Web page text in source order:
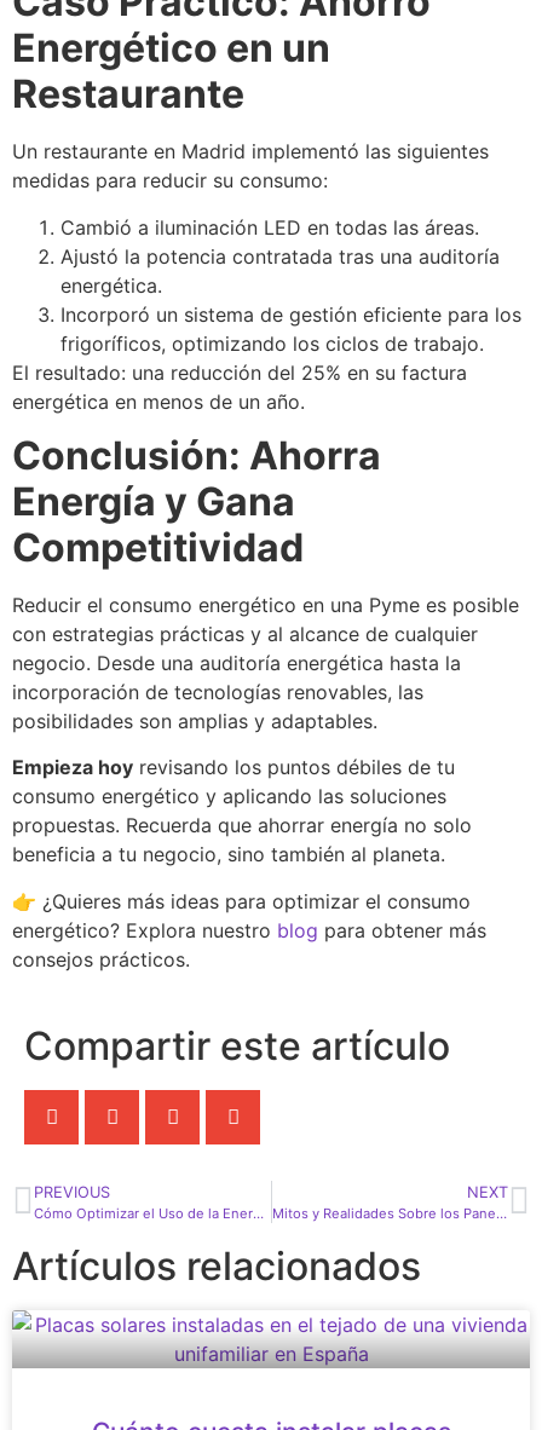
Energético en un
Restaurante
Un restaurante en Madrid implementó las siguientes
medidas para reducir su consumo:
Cambió a iluminación LED en todas las áreas.
Ajustó la potencia contratada tras una auditoría
energética.
Incorporó un sistema de gestión eficiente para los
frigoríficos, optimizando los ciclos de trabajo.
El resultado: una reducción del 25% en su factura
energética en menos de un año.
Conclusión: Ahorra
Energía y Gana
Competitividad
Reducir el consumo energético en una Pyme es posible
con estrategias prácticas y al alcance de cualquier
negocio. Desde una auditoría energética hasta la
incorporación de tecnologías renovables, las
posibilidades son amplias y adaptables.
Empieza hoy revisando los puntos débiles de tu
consumo energético y aplicando las soluciones
propuestas. Recuerda que ahorrar energía no solo
beneficia a tu negocio, sino también al planeta.
👉 ¿Quieres más ideas para optimizar el consumo
energético? Explora nuestro blog para obtener más
consejos prácticos.
Compartir este artículo
PREVIOUS
Cómo Optimizar el Uso de la Energía en tu Comunidad de Vecinos
NEXT
Mitos y Realidades Sobre los Paneles Solares en España
Artículos relacionados